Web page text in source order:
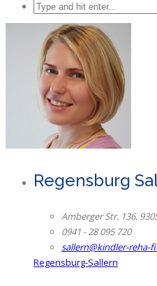
Regensburg
Amberger Str. 136,
0941 - 28 095 720
sallern@kindler-reha-
Regensburg-Sallern